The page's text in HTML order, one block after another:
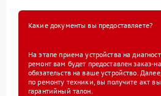
Какие документы вы предоставляете?
На этапе приема устройства на
ремонт вам будет предоставлен заказ-
обязательств на ваше устройство.
по ремонту техники, вы получите акт
гарантийный талон.